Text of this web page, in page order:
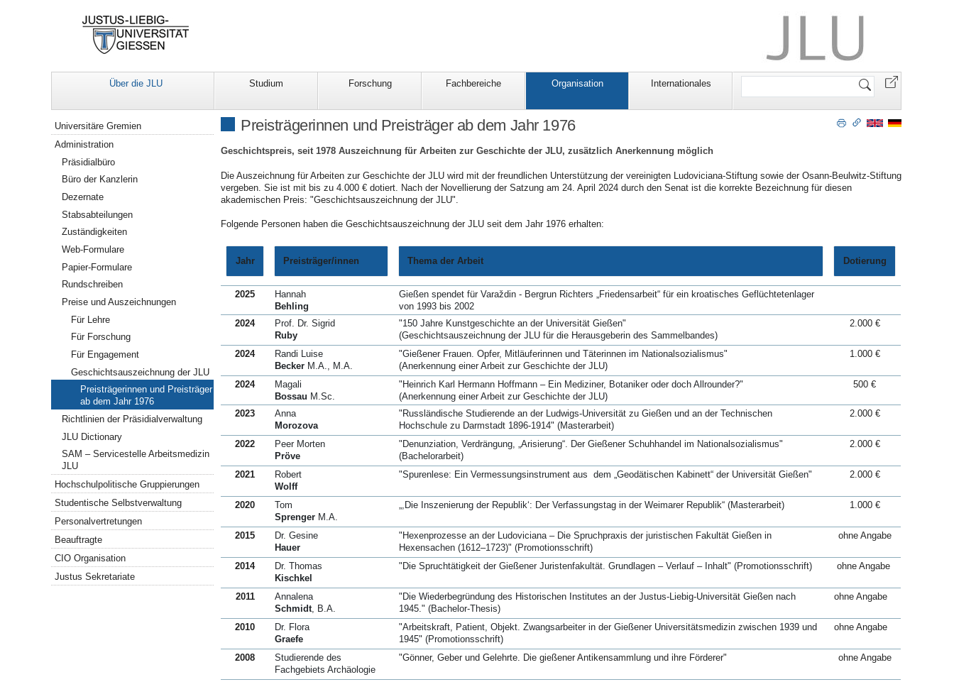
Über die JLU Studium Forschung Fachbereiche Organisation Internationales
Website
Preisträgerinnen und Preisträger ab dem Jahr 1976
Geschichtspreis, seit 1978 Auszeichnung für Arbeiten zur Geschichte der JLU, zusätzlich Anerkennung möglich
Die Auszeichnung für Arbeiten zur Geschichte der JLU wird mit der freundlichen Unterstützung der vereinigten Ludoviciana-Stiftung sowie der Osann-Beulwitz-Stiftung
vergeben. Sie ist mit bis zu 4.000 € dotiert. Nach der Novellierung der Satzung am 24. April 2024 durch den Senat ist die korrekte Bezeichnung für diesen
akademischen Preis: "Geschichtsauszeichnung der JLU".
Folgende Personen haben die Geschichtsauszeichnung der JLU seit dem Jahr 1976 erhalten:
Jahr Preisträger/innen Thema der Arbeit Dotierung
2025
Hannah
Behling
Gießen spendet für Varaždin - Bergrun Richters „Friedensarbeit“ für ein kroatisches Geflüchtetenlager
von 1993 bis 2002
2024
Prof. Dr. Sigrid
Ruby
"150 Jahre Kunstgeschichte an der Universität Gießen"
(Geschichtsauszeichnung der JLU für die Herausgeberin des Sammelbandes)
2.000 €
2024
Randi Luise
BeckerM.A., M.A.
"Gießener Frauen. Opfer, Mitläuferinnen und Täterinnen im Nationalsozialismus"
(Anerkennung einer Arbeit zur Geschichte der JLU)
1.000 €
2024
Magali
Bossau M.Sc.
"Heinrich Karl Hermann Hoffmann – Ein Mediziner, Botaniker oder doch Allrounder?"
(Anerkennung einer Arbeit zur Geschichte der JLU)
500 €
2023
Anna
Morozova
"Russländische Studierende an der Ludwigs-Universität zu Gießen und an der Technischen
Hochschule zu Darmstadt 1896-1914" (Masterarbeit)
2.000 €
2022
Peer Morten
Pröve
"Denunziation, Verdrängung, „Arisierung“. Der Gießener Schuhhandel im Nationalsozialismus"
(Bachelorarbeit)
2.000 €
2021
Robert
Wolff
"Spurenlese: Ein Vermessungsinstrument aus dem „Geodätischen Kabinett“ der Universität Gießen" 2.000 €
2020
Tom
Sprenger M.A.
„,Die Inszenierung der Republik‘: Der Verfassungstag in der Weimarer Republik“ (Masterarbeit) 1.000 €
2015
Dr. Gesine
Hauer
"Hexenprozesse an der Ludoviciana – Die Spruchpraxis der juristischen Fakultät Gießen in
Hexensachen (1612–1723)" (Promotionsschrift)
ohne Angabe
2014
Dr. Thomas
Kischkel
"Die Spruchtätigkeit der Gießener Juristenfakultät. Grundlagen – Verlauf – Inhalt" (Promotionsschrift) ohne Angabe
2011
Annalena
Schmidt, B.A.
"Die Wiederbegründung des Historischen Institutes an der Justus-Liebig-Universität Gießen nach
1945." (Bachelor-Thesis)
ohne Angabe
2010
Dr. Flora
Graefe
"Arbeitskraft, Patient, Objekt. Zwangsarbeiter in der Gießener Universitätsmedizin zwischen 1939 und
1945" (Promotionsschrift)
ohne Angabe
2008
Studierende des
Fachgebiets Archäologie
"Gönner, Geber und Gelehrte. Die gießener Antikensammlung und ihre Förderer" ohne Angabe
Navigation
Universitäre Gremien
Administration
Präsidialbüro
Büro der Kanzlerin
Dezernate
Stabsabteilungen
Zuständigkeiten
Web-Formulare
Papier-Formulare
Rundschreiben
Preise und Auszeichnungen
Für Lehre
Für Forschung
Für Engagement
Geschichtsauszeichnung der JLU
Preisträgerinnen und Preisträger
ab dem Jahr 1976
Richtlinien der Präsidialverwaltung
JLU Dictionary
SAM – Servicestelle Arbeitsmedizin
JLU
Hochschulpolitische Gruppierungen
Studentische Selbstverwaltung
Personalvertretungen
Beauftragte
CIO Organisation
Justus Sekretariate